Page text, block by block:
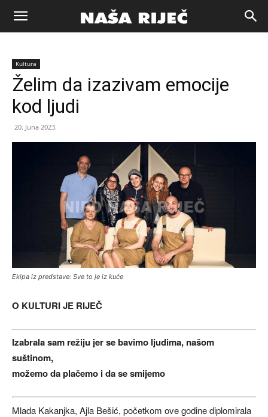
Naša
riječ
Kultura
Želim da izazivam emocije
kod ljudi
20. Juna 2023.
Ekipa iz predstave: Sve to je iz kuće
O KULTURI JE RIJEČ
Izabrala sam režiju jer se bavimo ljudima, našom
suštinom,
možemo da plačemo i da se smijemo
Mlada Kakanjka, Ajla Bešić, početkom ove godine diplomirala